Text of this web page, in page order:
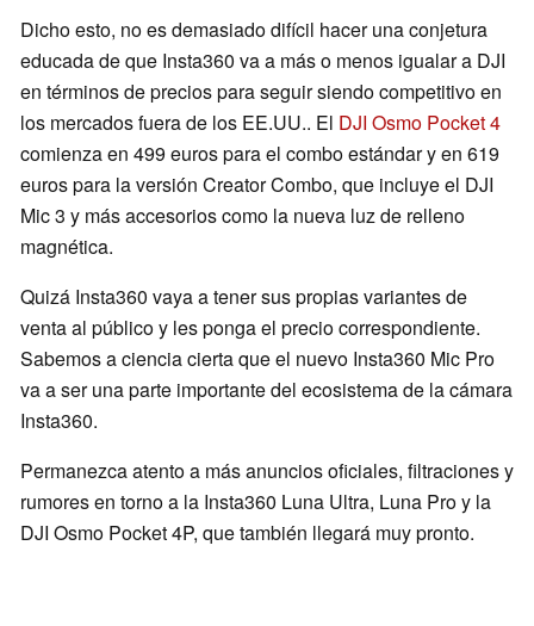
Dicho esto, no es demasiado difícil hacer una conjetura
educada de que Insta360 va a más o menos igualar a DJI
en términos de precios para seguir siendo competitivo en
los mercados fuera de los EE.UU.. El DJI Osmo Pocket 4
comienza en 499 euros para el combo estándar y en 619
euros para la versión Creator Combo, que incluye el DJI
Mic 3 y más accesorios como la nueva luz de relleno
magnética.
Quizá Insta360 vaya a tener sus propias variantes de
venta al público y les ponga el precio correspondiente.
Sabemos a ciencia cierta que el nuevo Insta360 Mic Pro
va a ser una parte importante del ecosistema de la cámara
Insta360.
Permanezca atento a más anuncios oficiales, filtraciones y
rumores en torno a la Insta360 Luna Ultra, Luna Pro y la
DJI Osmo Pocket 4P, que también llegará muy pronto.